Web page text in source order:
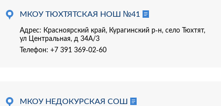
МКОУ ТЮХТЯТСКАЯ НОШ №41
Адрес: Красноярский край, Курагинский р-н, село Тюхтят,
ул Центральная, д 34А/3
Телефон: +7 391 369-02-60
МКОУ НЕДОКУРСКАЯ СОШ